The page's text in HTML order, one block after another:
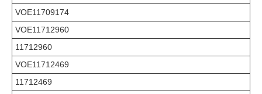
VOE11709174
VOE11712960
11712960
VOE11712469
11712469